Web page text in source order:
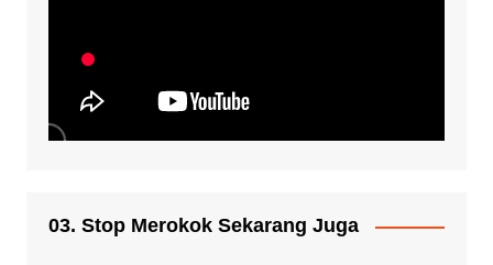
03. Stop Merokok Sekarang Juga